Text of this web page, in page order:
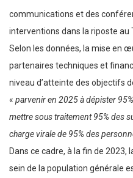
communications et des
interventions dans la riposte au
Selon les données, la mise en
partenaires techniques et
niveau d’atteinte des objectifs
« parvenir en 2025 à dépister
mettre sous traitement 95% des
charge virale de 95% des
Dans ce cadre, à la fin de
sein de la population générale